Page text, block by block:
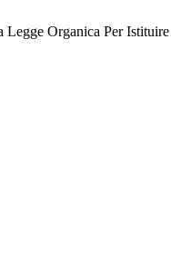
Organica Per